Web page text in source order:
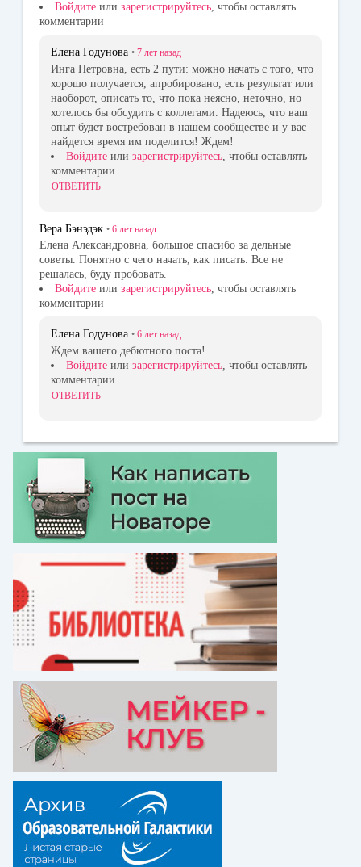
Войдите или зарегистрируйтесь, чтобы оставлять
комментарии
Елена Годунова • 7 лет назад
Инга Петровна, есть 2 пути: можно начать с того, что
хорошо получается, апробировано, есть результат или
наоборот, описать то, что пока неясно, неточно, но
хотелось бы обсудить с коллегами. Надеюсь, что ваш
опыт будет востребован в нашем сообществе и у вас
найдется время им поделится! Ждем!
Войдите или зарегистрируйтесь , чтобы оставлять
комментарии
ОТВЕТИТЬ
Вера Бэнэдэк • 6 лет назад
Елена Александровна, большое спасибо за дельные
советы. Понятно с чего начать, как писать. Все не
решалась, буду пробовать.
Войдите или зарегистрируйтесь, чтобы оставлять
комментарии
Елена Годунова • 6 лет назад
Ждем вашего дебютного поста!
Войдите или зарегистрируйтесь , чтобы оставлять
комментарии
ОТВЕТИТЬ